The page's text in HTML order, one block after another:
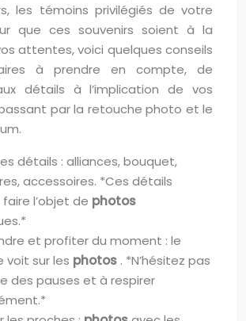
les témoins privilégiés de votre
que ces souvenirs soient à la
attentes, voici quelques conseils
à prendre en compte, de
détails à l’implication de vos
par la retouche photo et le
détails : alliances, bouquet,
accessoires. *Ces détails
l’objet de photos
et profiter du moment : le
voit sur les photos . *N’hésitez pas
des pauses et à respirer